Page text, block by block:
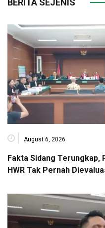
BERITA SEJENIS
August 6, 2026
Fakta Sidang Terungkap,
HWR Tak Pernah